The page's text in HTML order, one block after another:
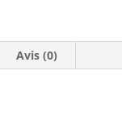
Avis (0)